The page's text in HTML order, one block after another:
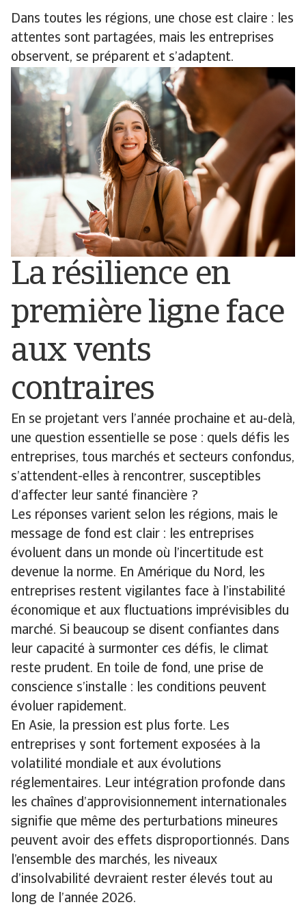
Dans toutes les régions, une chose est claire : les
attentes sont partagées, mais les entreprises
observent, se préparent et s’adaptent.
La résilience en
première ligne face
aux vents
contraires
En se projetant vers l’année prochaine et au-delà,
une question essentielle se pose : quels défis les
entreprises, tous marchés et secteurs confondus,
s’attendent-elles à rencontrer, susceptibles
d’affecter leur santé financière ?
Les réponses varient selon les régions, mais le
message de fond est clair : les entreprises
évoluent dans un monde où l’incertitude est
devenue la norme. En Amérique du Nord, les
entreprises restent vigilantes face à l’instabilité
économique et aux fluctuations imprévisibles du
marché. Si beaucoup se disent confiantes dans
leur capacité à surmonter ces défis, le climat
reste prudent. En toile de fond, une prise de
conscience s’installe : les conditions peuvent
évoluer rapidement.
En Asie, la pression est plus forte. Les
entreprises y sont fortement exposées à la
volatilité mondiale et aux évolutions
réglementaires. Leur intégration profonde dans
les chaînes d’approvisionnement internationales
signifie que même des perturbations mineures
peuvent avoir des effets disproportionnés. Dans
l’ensemble des marchés, les niveaux
d’insolvabilité devraient rester élevés tout au
long de l’année 2026.